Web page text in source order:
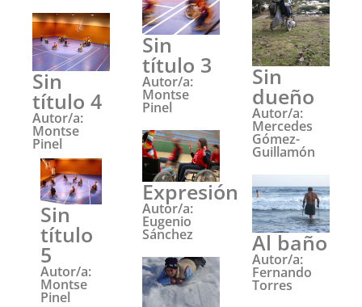
Sin
título 4
Autor/a:
Montse
Pinel
Sin
título
5
Autor/a:
Montse
Pinel
Sin
título 3
Autor/a:
Montse
Pinel
Expresión
Autor/a:
Eugenio
Sánchez
Sin
dueño
Autor/a:
Mercedes
Gómez-
Guillamón
Al baño
Autor/a:
Fernando
Torres